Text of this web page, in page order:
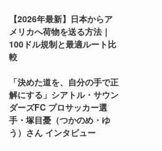
【2026年最新】日本からア
メリカへ荷物を送る方法｜
100ドル規制と最適ルート比
較
「決めた道を、自分の手で正
解にする」シアトル・サウン
ダーズFC プロサッカー選
手・塚目憂（つかのめ・ゆ
う）さん インタビュー